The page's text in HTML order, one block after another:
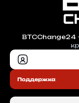
BTCChange24
Поддержка